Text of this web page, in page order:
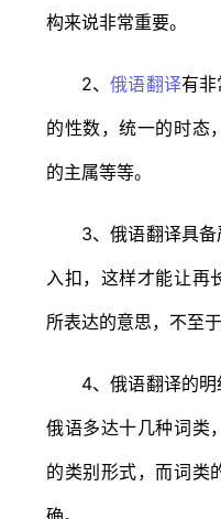
构来说非常重要。
2、俄语翻译有非
的性数，统一的时态
的主属等等。
3、俄语翻译具备
入扣，这样才能让再
所表达的意思，不至
4、俄语翻译的明
俄语多达十几种词类
的类别形式，而词类